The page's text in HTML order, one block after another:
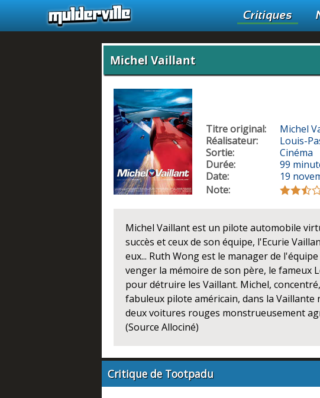
Critiques
Michel Vaillant
Titre original:
Michel
Réalisateur:
Louis-
Sortie:
Cinéma
Durée:
99
Date:
19
Note:
Michel Vaillant est un pilote automobile
succès et ceux de son équipe, l'Ecurie
eux... Ruth Wong est le manager de
venger la mémoire de son père, le fameux
pour détruire les Vaillant. Michel,
fabuleux pilote américain, dans la Vaillante
deux voitures rouges monstrueusement
(Source Allociné)
Critique de Tootpadu